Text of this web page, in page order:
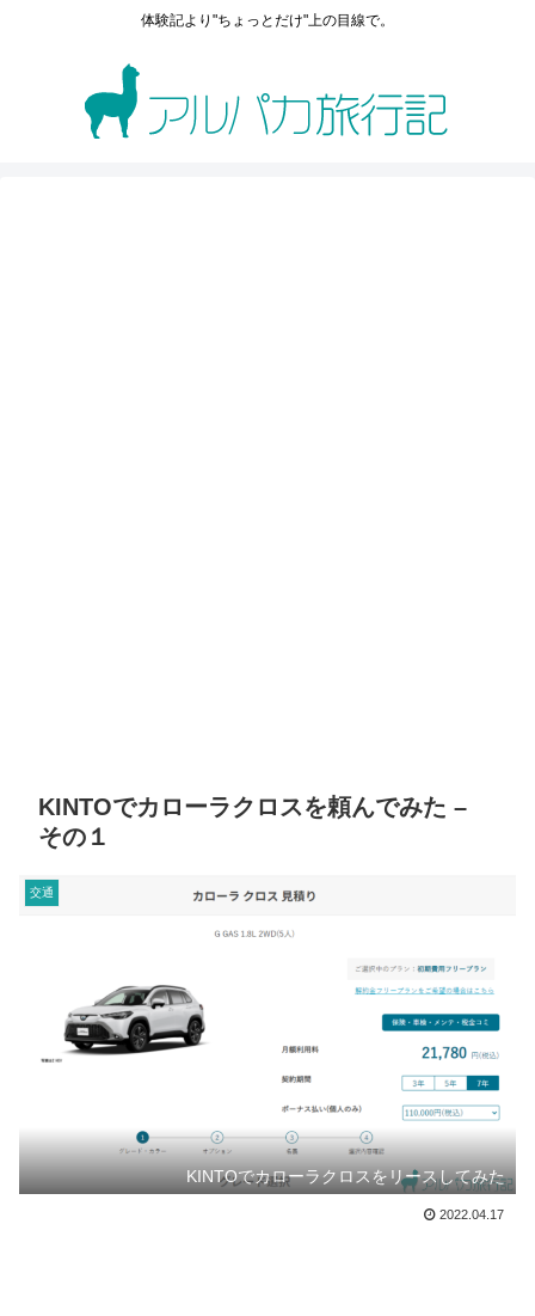
体験記より"ちょっとだけ"上の目線で。
KINTOでカローラクロスを頼んでみた –
その１
交通
KINTOでカローラクロスをリースしてみた
2022.04.17